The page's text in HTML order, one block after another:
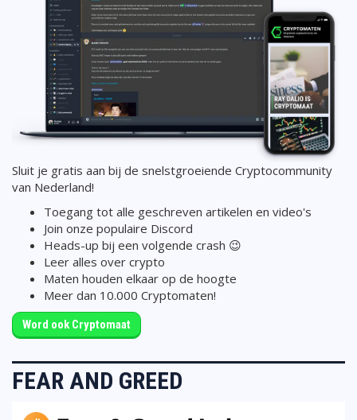
Sluit je gratis aan bij de snelstgroeiende Cryptocommunity
van Nederland!
Toegang tot alle geschreven artikelen en video's
Join onze populaire Discord
Heads-up bij een volgende crash 😉
Leer alles over crypto
Maten houden elkaar op de hoogte
Meer dan 10.000 Cryptomaten!
Word ook Cryptomaat
FEAR AND GREED